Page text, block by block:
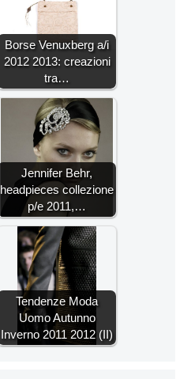
Borse Venuxberg a/i
2012 2013: creazioni
tra…
Jennifer Behr,
headpieces collezione
p/e 2011,…
Tendenze Moda
Uomo Autunno
Inverno 2011 2012 (II)